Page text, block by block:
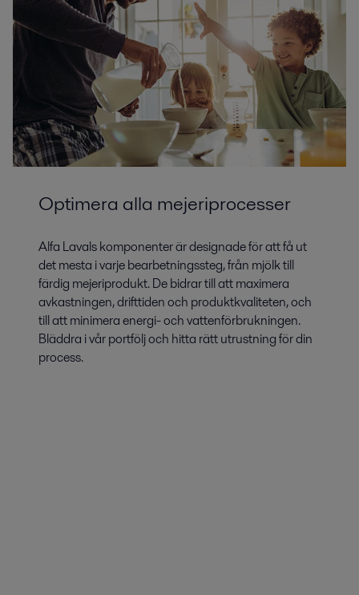
Optimera alla mejeriprocesser
Alfa Lavals komponenter är designade för att få ut
det mesta i varje bearbetningssteg, från mjölk till
färdig mejeriprodukt. De bidrar till att maximera
avkastningen, drifttiden och produktkvaliteten, och
till att minimera energi- och vattenförbrukningen.
Bläddra i vår portfölj och hitta rätt utrustning för din
process.